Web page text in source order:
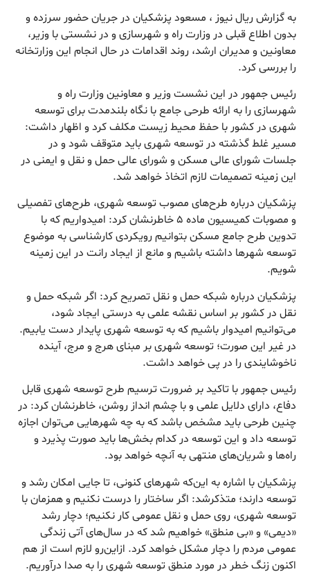
به گزارش ریال نیوز ، مسعود پزشکیان در جریان حضور سرزده و
بدون اطلاع قبلی در وزارت راه و شهرسازی و در نشستی با وزیر،
معاونین و مدیران ارشد، روند اقدامات در حال انجام این وزارتخانه
را بررسی کرد.
رئیس جمهور در این نشست وزیر و معاونین وزارت راه و
شهرسازی را به ارائه طرحی جامع با نگاه بلندمدت برای توسعه
شهری در کشور با حفظ محیط زیست مکلف کرد و اظهار داشت:
مسیر غلط گذشته در توسعه شهری باید متوقف شود و در
جلسات شورای عالی مسکن و شورای عالی حمل و نقل و ایمنی در
این زمینه تصمیمات لازم اتخاذ خواهد شد.
پزشکیان درباره طرح‌های مصوب توسعه شهری، طرح‌های تفصیلی
و مصوبات کمیسیون ماده ۵ خاطرنشان کرد: امیدواریم که با
تدوین طرح جامع مسکن بتوانیم رویکردی کارشناسی به موضوع
توسعه شهرها داشته باشیم و مانع از ایجاد رانت در این زمینه
شویم.
پزشکیان درباره شبکه حمل و نقل تصریح کرد: اگر شبکه حمل و
نقل در کشور بر اساس نقشه علمی به درستی ایجاد شود،
می‌توانیم امیدوار باشیم که به توسعه شهری پایدار دست یابیم.
در غیر این صورت؛ توسعه شهری بر مبنای هرج و مرج، آینده
ناخوشایندی را در پی خواهد داشت.
رئیس جمهور با تاکید بر ضرورت ترسیم طرح توسعه شهری قابل
دفاع، دارای دلایل علمی و با چشم انداز روشن، خاطرنشان کرد: در
چنین طرحی باید مشخص باشد که به چه شهرهایی می‌توان اجازه
توسعه داد و این توسعه در کدام بخش‌ها باید صورت پذیرد و
راه‌ها و شریان‌های منتهی به آنچه خواهد بود.
پزشکیان با اشاره به این‌که شهرهای کنونی، تا جایی امکان رشد و
توسعه دارند؛ متذکرشد: اگر ساختار را درست نکنیم و همزمان با
توسعه شهری، روی حمل و نقل عمومی کار نکنیم؛ دچار رشد
«دیمی» و «بی منطق» خواهیم شد که در سال‌های آتی زندگی
عمومی مردم را دچار مشکل خواهد کرد. ازاین‌رو لازم است از هم
اکنون زنگ خطر در مورد منطق توسعه شهری را به صدا درآوریم.